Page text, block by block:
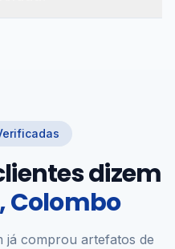
dizem
Colombo
já comprou artefatos de